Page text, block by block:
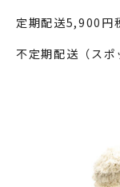
定期配送5,900円
不定期配送（ス